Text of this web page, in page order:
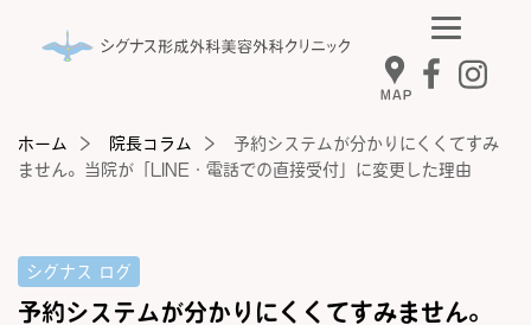
MAP
ホーム 院長コラム
予約システムが分かりにくくてすみ
ません。当院が「LINE・電話での直接受付」に変更した理由
シグナス ログ
予約システムが分かりにくくてすみません。